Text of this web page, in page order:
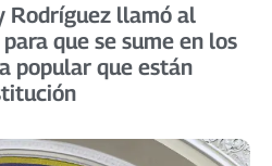
Rodríguez llamó al
que se sume en los
popular que están